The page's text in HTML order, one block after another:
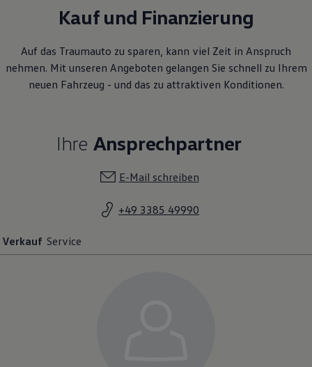
Kauf und Finanzierung
Auf das Traumauto zu sparen, kann viel Zeit in Anspruch
nehmen. Mit unseren Angeboten gelangen Sie schnell zu Ihrem
neuen Fahrzeug - und das zu attraktiven Konditionen.
Ihre Ansprechpartner
E-Mail schreiben
+49 3385 49990
Verkauf Service